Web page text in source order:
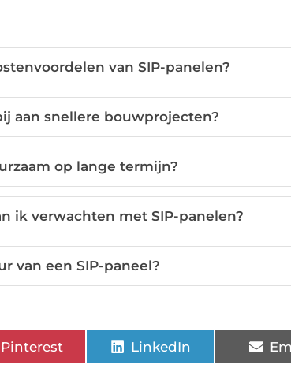
van SIP-panelen?
aan snellere bouwprojecten?
op lange termijn?
ik verwachten met SIP-panelen?
van een SIP-paneel?
Pinterest LinkedIn